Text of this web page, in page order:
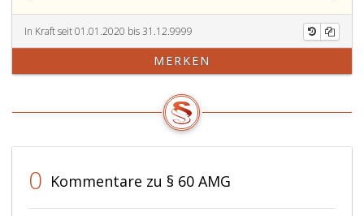
8
genannten
Vertreter
Institutionen
Vorschlagsrecht
der
Abgrenzungskommission
zu
betrauen.
In Kraft seit 01.01.2020 bis 31.12.9999
MERKEN
0 Kommentare zu § 60 AMG